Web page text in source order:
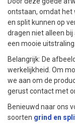
ontstaan, omdat het
en split kunnen op
dragen niet alleen
een mooie uitstraling.
Belangrijk: De
werkelijkheid. Om
we aan om de
gerust contact met
Benieuwd naar ons
soorten grind en